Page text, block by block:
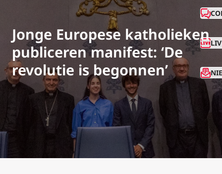
Jonge Europese katholieken
publiceren manifest: ‘De
revolutie is begonnen’